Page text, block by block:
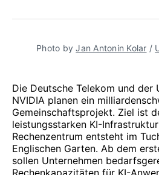
teilenPinterest
teilen
Photo by Jan Antonin Kolar /
Die Deutsche Telekom und der
NVIDIA planen ein
Gemeinschaftsprojekt. Ziel ist
leistungsstarken KI-
Rechenzentrum entsteht im
Englischen Garten. Ab dem
sollen Unternehmen